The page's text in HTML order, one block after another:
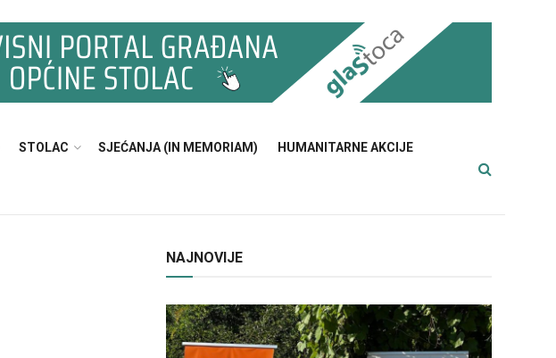
STOLAC SJEĆANJA (IN MEMORIAM) HUMANITARNE AKCIJE
NAJNOVIJE